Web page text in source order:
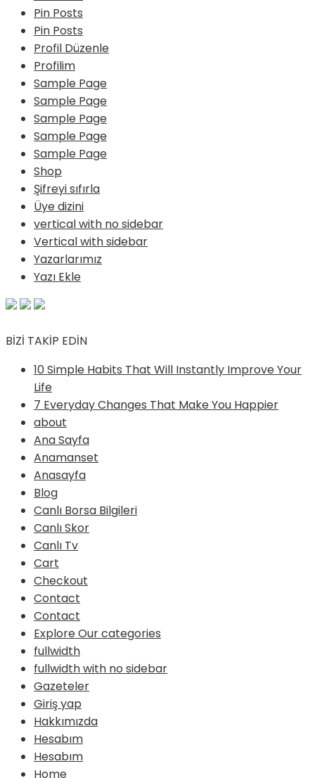
Pin Posts
Pin Posts
Profil Düzenle
Profilim
Sample Page
Sample Page
Sample Page
Sample Page
Sample Page
Shop
Şifreyi sıfırla
Üye dizini
vertical with no sidebar
Vertical with sidebar
Yazarlarımız
Yazı Ekle
BİZİ TAKİP EDİN
10 Simple Habits That Will Instantly Improve Your
Life
7 Everyday Changes That Make You Happier
about
Ana Sayfa
Anamanset
Anasayfa
Blog
Canlı Borsa Bilgileri
Canlı Skor
Canlı Tv
Cart
Checkout
Contact
Contact
Explore Our categories
fullwidth
fullwidth with no sidebar
Gazeteler
Giriş yap
Hakkımızda
Hesabım
Hesabım
Home